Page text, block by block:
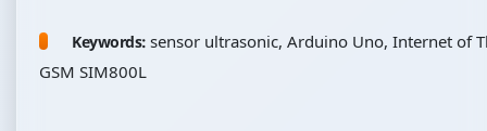
Keywords: sensor ultrasonic, Arduino Uno, Internet of
GSM SIM800L